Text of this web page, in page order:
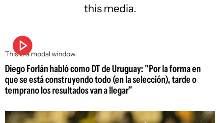
This is a modal window.
this media.
Diego Forlán habló como DT de Uruguay: "Por la forma en
que se está construyendo todo (en la selección), tarde o
temprano los resultados van a llegar"